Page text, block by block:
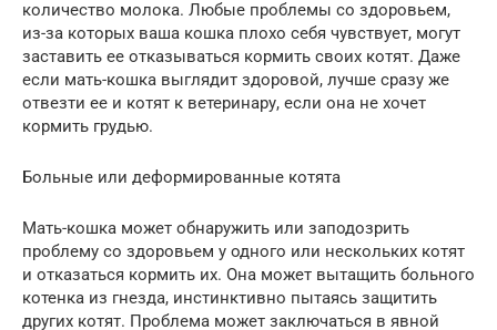
количество молока. Любые проблемы со здоровьем,
из-за которых ваша кошка плохо себя чувствует, могут
заставить ее отказываться кормить своих котят. Даже
если мать-кошка выглядит здоровой, лучше сразу же
отвезти ее и котят к ветеринару, если она не хочет
кормить грудью.
Больные или деформированные котята
Мать-кошка может обнаружить или заподозрить
проблему со здоровьем у одного или нескольких котят
и отказаться кормить их. Она может вытащить больного
котенка из гнезда, инстинктивно пытаясь защитить
других котят. Проблема может заключаться в явной